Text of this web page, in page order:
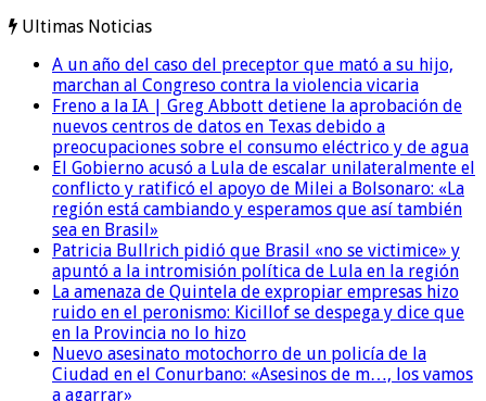
Ultimas Noticias
A un año del caso del preceptor que mató a su hijo,
marchan al Congreso contra la violencia vicaria
Freno a la IA | Greg Abbott detiene la aprobación de
nuevos centros de datos en Texas debido a
preocupaciones sobre el consumo eléctrico y de agua
El Gobierno acusó a Lula de escalar unilateralmente el
conflicto y ratificó el apoyo de Milei a Bolsonaro: «La
región está cambiando y esperamos que así también
sea en Brasil»
Patricia Bullrich pidió que Brasil «no se victimice» y
apuntó a la intromisión política de Lula en la región
La amenaza de Quintela de expropiar empresas hizo
ruido en el peronismo: Kicillof se despega y dice que
en la Provincia no lo hizo
Nuevo asesinato motochorro de un policía de la
Ciudad en el Conurbano: «Asesinos de m…, los vamos
a agarrar»